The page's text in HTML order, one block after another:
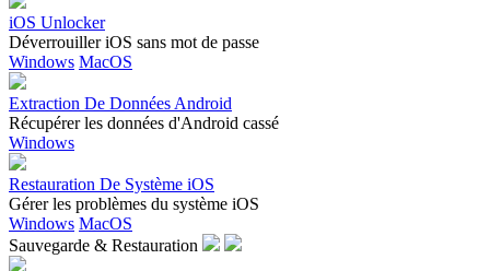
iOS Unlocker
Déverrouiller iOS sans mot de passe
Windows MacOS
Extraction De Données Android
Récupérer les données d'Android cassé
Windows
Restauration De Système iOS
Gérer les problèmes du système iOS
Windows MacOS
Sauvegarde & Restauration